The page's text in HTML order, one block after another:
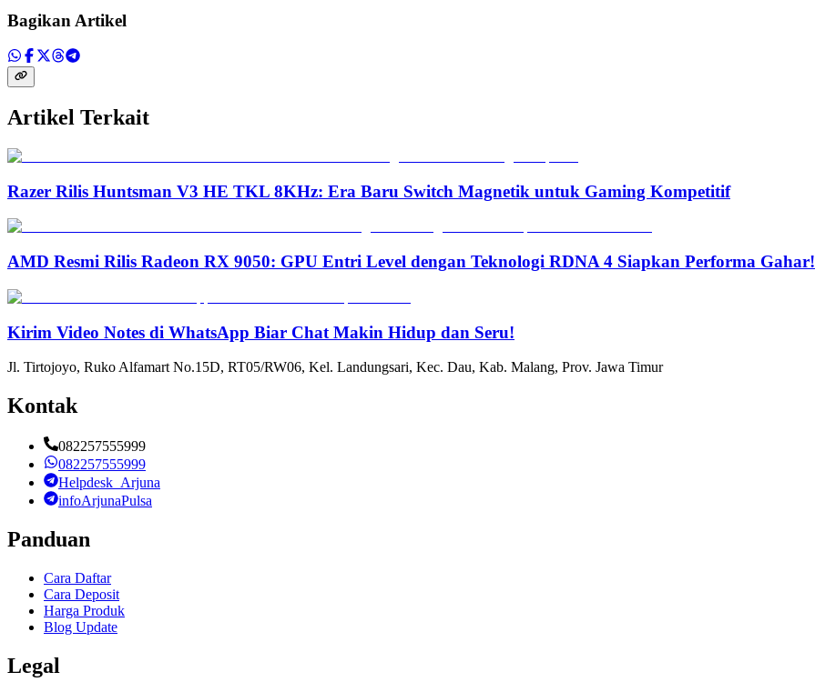
Bagikan Artikel
Artikel Terkait
Razer Rilis Huntsman V3 HE TKL 8KHz: Era Baru Switch Magnetik untuk Gaming Kompetitif
AMD Resmi Rilis Radeon RX 9050: GPU Entri Level dengan Teknologi RDNA 4 Siapkan Performa Gahar!
Kirim Video Notes di WhatsApp Biar Chat Makin Hidup dan Seru!
Jl. Tirtojoyo, Ruko Alfamart No.15D, RT05/RW06, Kel. Landungsari, Kec. Dau, Kab. Malang, Prov. Jawa Timur
Kontak
082257555999
082257555999
Helpdesk_Arjuna
infoArjunaPulsa
Panduan
Cara Daftar
Cara Deposit
Harga Produk
Blog Update
Legal